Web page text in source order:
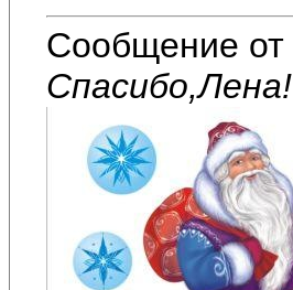
Сообщение от
Спасибо,Лена!